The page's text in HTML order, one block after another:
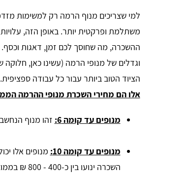
למי שצריכים מנוף הרמה רק למשימות
משתלמת ופרקטית יותר. באופן הזה,
ההשכרה, מה שחוסך לכם זמן, דאגות וכסף.
וגדלים של מנופי הרמה (עשינו כאן, חלוקה
הציוד הטוב ביותר עבור כל עבודה
אלו הם מחירי השכרת מנופי ההרמה
מנופים עד קומה 6: זהו מנוף הנחשב
מנופים עד קומה 10:
מנופים אלו
השכרה ינועו בין כ-400 - 800 ₪ בממוצע.